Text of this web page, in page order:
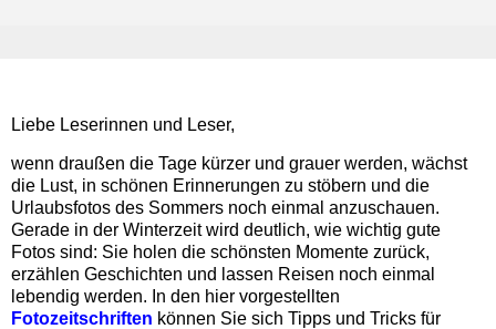
Liebe Leserinnen und Leser,
wenn draußen die Tage kürzer und grauer werden, wächst
die Lust, in schönen Erinnerungen zu stöbern und die
Urlaubsfotos des Sommers noch einmal anzuschauen.
Gerade in der Winterzeit wird deutlich, wie wichtig gute
Fotos sind: Sie holen die schönsten Momente zurück,
erzählen Geschichten und lassen Reisen noch einmal
lebendig werden. In den hier vorgestellten
Fotozeitschriften können Sie sich Tipps und Tricks für